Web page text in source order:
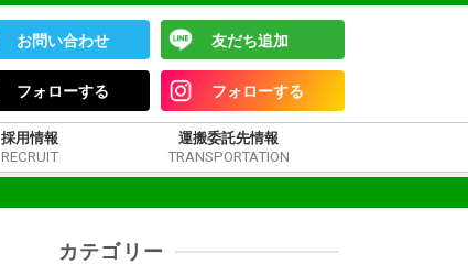
お問い合わせ 友だち追加
フォローする フォローする
採用情報
RECRUIT
運搬委託先情報
TRANSPORTATION
カテゴリー